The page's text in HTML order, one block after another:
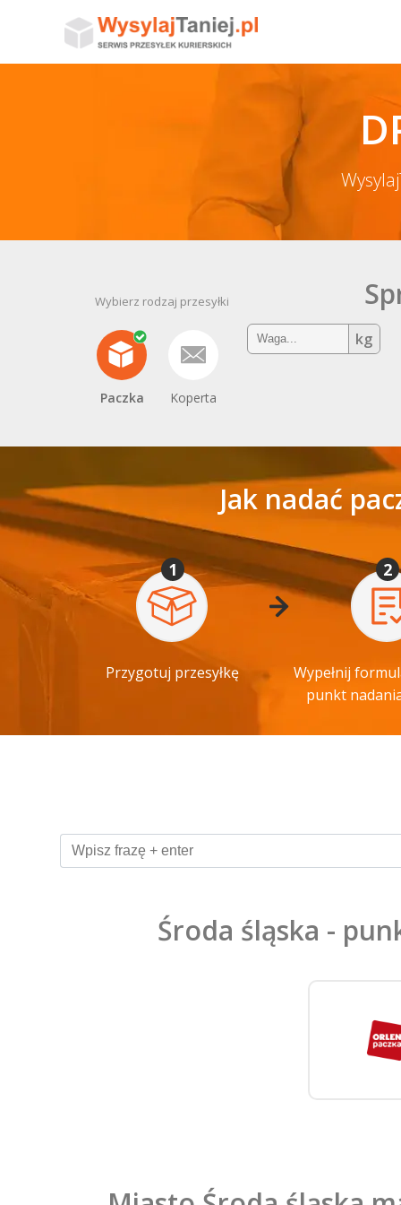
Wybierz rodzaj przesyłki
Paczka Koperta
kg
Jak nadać
1
Przygotuj przesyłkę
2
Wypełnij
punkt
Środa śląska -